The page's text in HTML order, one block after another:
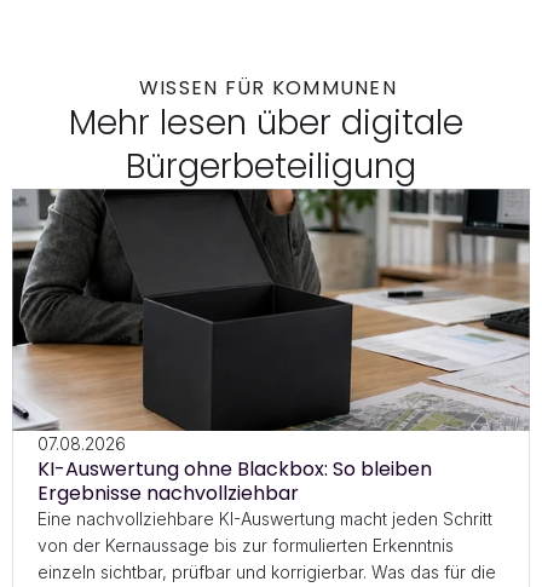
WISSEN FÜR KOMMUNEN
Mehr lesen über digitale
Bürgerbeteiligung
07.08.2026
KI-Auswertung ohne Blackbox: So bleiben
Ergebnisse nachvollziehbar
Eine nachvollziehbare KI-Auswertung macht jeden Schritt
von der Kernaussage bis zur formulierten Erkenntnis
einzeln sichtbar, prüfbar und korrigierbar. Was das für die